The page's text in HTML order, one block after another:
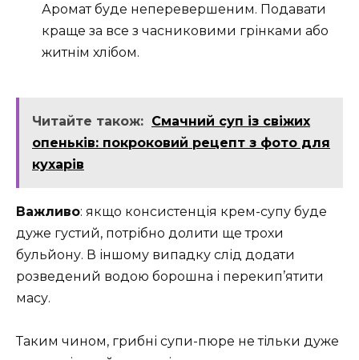
Аромат буде неперевершеним. Подавати
краще за все з часниковими грінками або
житнім хлібом.
Читайте також: Смачний суп із свіжих
опеньків: покроковий рецепт з фото для
кухарів
Важливо: якщо консистенція крем-супу буде
дуже густий, потрібно долити ще трохи
бульйону. В іншому випадку слід додати
розведений водою борошна і перекип’ятити
масу.
Таким чином, грибні супи-пюре не тільки дуже